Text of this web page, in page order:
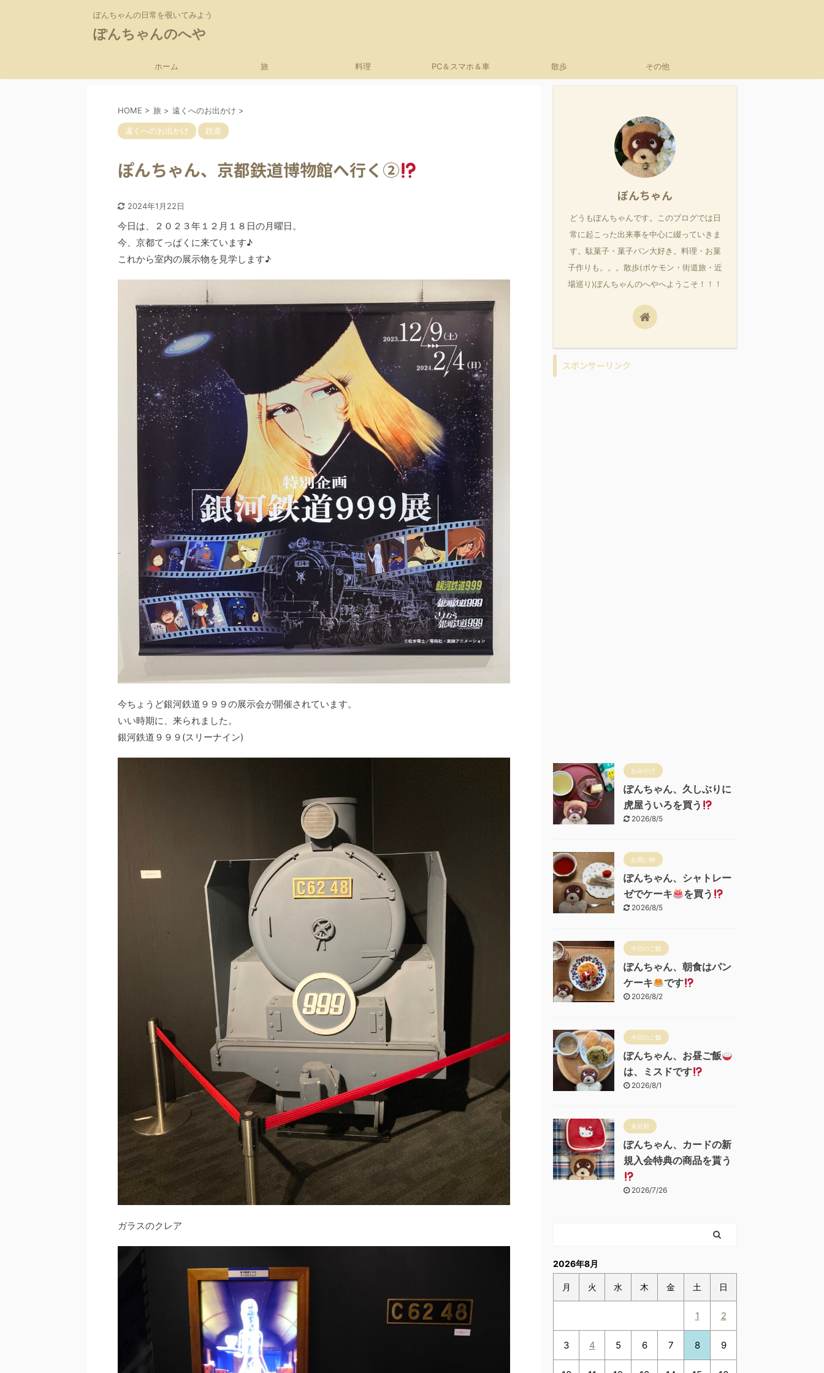
ぽんちゃんの日常を覗いてみよう
ぽんちゃんのへや
ホーム 旅 料理 PC＆スマホ＆車 散歩 その他
HOME > 旅 > 遠くへのお出かけ >
遠くへのお出かけ 鉄道
ぽんちゃん、京都鉄道博物館へ行く②
2024年1月22日
今日は、２０２３年１２月１８日の月曜日。
今、京都てっぱくに来ています♪
これから室内の展示物を見学します♪
今ちょうど銀河鉄道９９９の展示会が開催されています。
いい時期に、来られました。
銀河鉄道９９９(スリーナイン)
ガラスのクレア
ぽんちゃん
どうもぽんちゃんです。このブログでは日
常に起こった出来事を中心に綴っていきま
す。駄菓子・菓子パン大好き。料理・お菓
子作りも。。。散歩(ポケモン・街道旅・近
場巡り)ぽんちゃんのへやへようこそ！！！
スポンサーリンク
おみやげ
ぽんちゃん、久しぶりに
虎屋ういろを買う
2026/8/5
お買い物
ぽんちゃん、シャトレー
ゼでケーキ
を買う
2026/8/5
今日のご飯
ぽんちゃん、朝食はパン
ケーキ
です
2026/8/2
今日のご飯
ぽんちゃん、お昼ご飯
は、ミスドです
2026/8/1
未分類
ぽんちゃん、カードの新
規入会特典の商品を貰う
2026/7/26
2026年8月
月 火 水 木 金 土 日
1 2
3 4 5 6 7 8 9